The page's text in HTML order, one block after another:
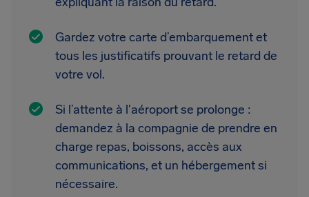
Gardez votre carte d’embarquement et
tous les justificatifs prouvant le retard de
votre vol.
Si l’attente à l'aéroport se prolonge :
demandez à la compagnie de prendre en
charge repas, boissons, accès aux
communications, et un hébergement si
nécessaire.